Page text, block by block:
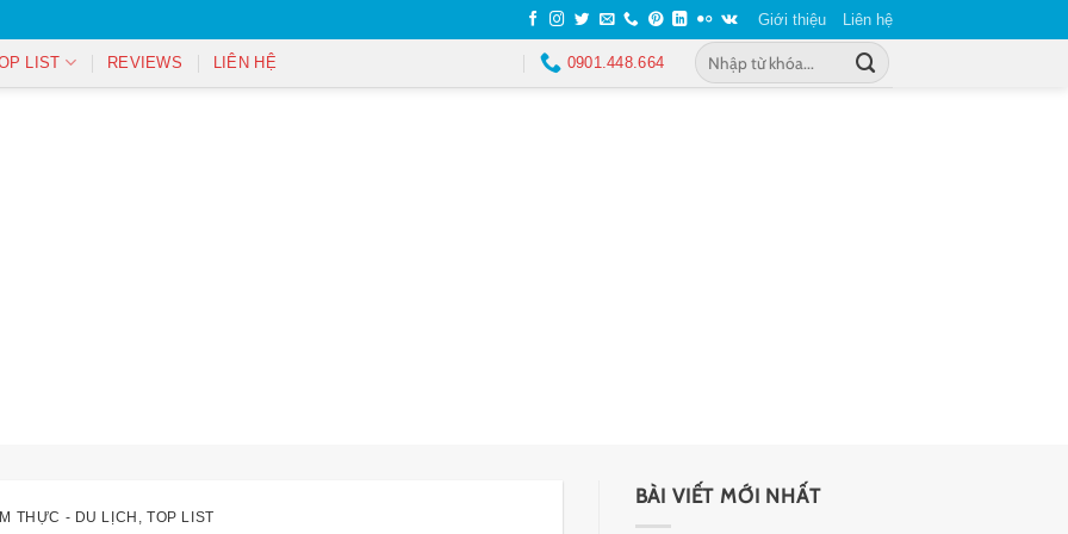
Giới thiệu Liên hệ
LIST REVIEWS LIÊN HỆ 0901.448.664
THỰC - DU LỊCH TOP LIST
BÀI VIẾT MỚI NHẤT